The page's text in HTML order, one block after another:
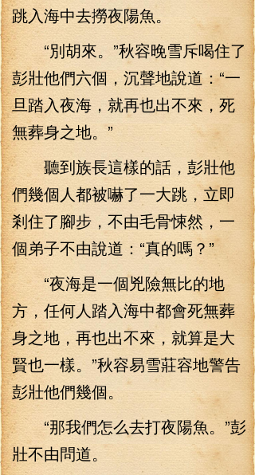
跳入海中去撈夜陽魚。
“別胡來。”秋容晚雪斥喝住了
彭壯他們六個，沉聲地說道：“一
旦踏入夜海，就再也出不來，死
無葬身之地。”
聽到族長這樣的話，彭壯他
們幾個人都被嚇了一大跳，立即
剎住了腳步，不由毛骨悚然，一
個弟子不由說道：“真的嗎？”
“夜海是一個兇險無比的地
方，任何人踏入海中都會死無葬
身之地，再也出不來，就算是大
賢也一樣。”秋容易雪莊容地警告
彭壯他們幾個。
“那我們怎么去打夜陽魚。”彭
壯不由問道。